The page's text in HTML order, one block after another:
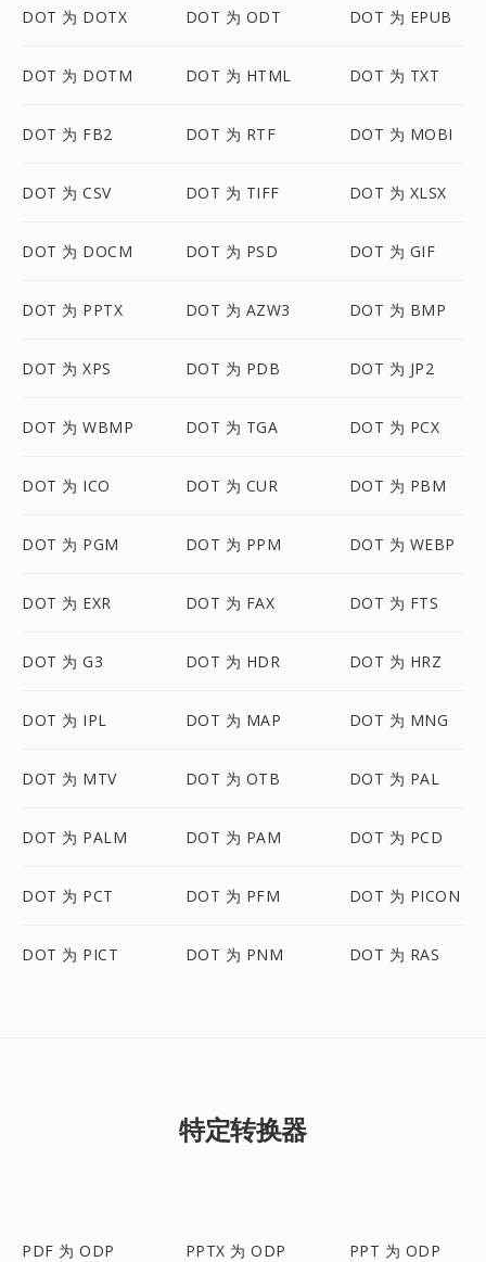
DOT 为 DOTX DOT 为 ODT DOT 为 EPUB
DOT 为 DOTM DOT 为 HTML DOT 为 TXT
DOT 为 FB2 DOT 为 RTF DOT 为 MOBI
DOT 为 CSV DOT 为 TIFF DOT 为 XLSX
DOT 为 DOCM DOT 为 PSD DOT 为 GIF
DOT 为 PPTX DOT 为 AZW3 DOT 为 BMP
DOT 为 XPS DOT 为 PDB DOT 为 JP2
DOT 为 WBMP DOT 为 TGA DOT 为 PCX
DOT 为 ICO DOT 为 CUR DOT 为 PBM
DOT 为 PGM DOT 为 PPM DOT 为 WEBP
DOT 为 EXR DOT 为 FAX DOT 为 FTS
DOT 为 G3 DOT 为 HDR DOT 为 HRZ
DOT 为 IPL DOT 为 MAP DOT 为 MNG
DOT 为 MTV DOT 为 OTB DOT 为 PAL
DOT 为 PALM DOT 为 PAM DOT 为 PCD
DOT 为 PCT DOT 为 PFM DOT 为 PICON
DOT 为 PICT DOT 为 PNM DOT 为 RAS
特定转换器
PDF 为 ODP PPTX 为 ODP PPT 为 ODP